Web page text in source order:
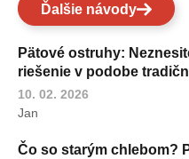
Ďalšie návody
Pätové ostruhy:
riešenie v podobe
10. 02. 2026
Jan
Čo so starým chlebom?